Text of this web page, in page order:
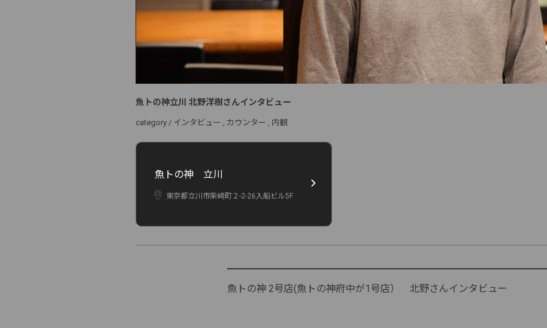
魚トの神立川 北野洋樹さんインタビュー
category / インタビュー カウンター 内観
魚トの神 立川
東京都立川市柴崎町２-2-26入船ビル5F
魚トの神 2号店(魚トの神府中が1号店） 北野さんインタビュー